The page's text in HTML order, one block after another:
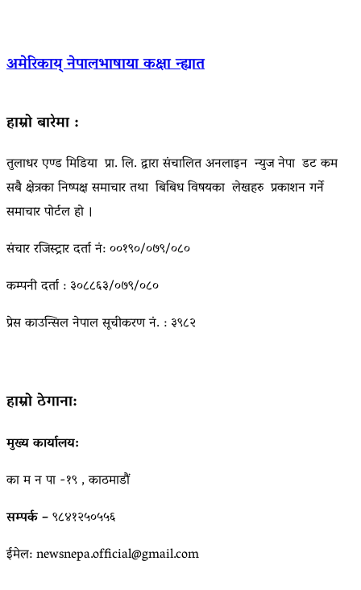
अमेरिकाय् नेपालभाषाया कक्षा न्ह्यात
हाम्रो बारेमा :
तुलाधर एण्ड मिडिया प्रा. लि. द्वारा संचालित अनलाइन न्युज नेपा डट कम
सबै क्षेत्रका निष्पक्ष समाचार तथा बिबिध विषयका लेखहरु प्रकाशन गर्ने
समाचार पोर्टल हो ।
संचार रजिस्ट्रार दर्ता नं: ००१९०/०७९/०८०
कम्पनी दर्ता : ३०८८६३/०७९/०८०
प्रेस काउन्सिल नेपाल सूचीकरण नं. : ३९८२
हाम्रो ठेगाना:
मुख्य कार्यालय:
का म न पा -१९ , काठमाडौं
सम्पर्क –९८४१२५०५५६
ईमेल: newsnepa.official@gmail.com